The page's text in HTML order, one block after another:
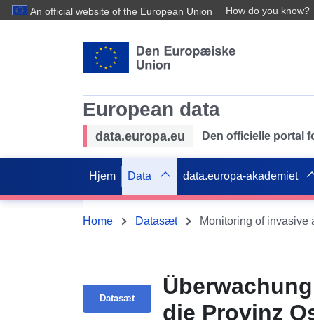
An official website of the European Union How do you know?
European data
data.europa.eu Den officielle portal
Hjem Data data.europa-akademiet
Home Datasæt Monitoring of invasive
Datasæt
die Provinz